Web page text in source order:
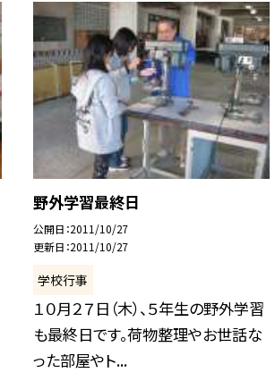
野外学習最終日
公開日 2011/10/27
更新日 2011/10/27
学校行事
１０月２７日（木）、５年生の野外学習
も最終日です。荷物整理やお世話な
った部屋やト...